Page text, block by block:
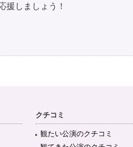
援しましょう！
クチコミ
観たい公演のクチコミ